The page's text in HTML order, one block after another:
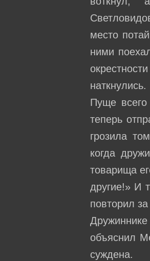
место
ними
наткнулись.
Пуще всего
теперь
грозила
когда
товарища
другие!» И
повторил
объяснил
суждена.